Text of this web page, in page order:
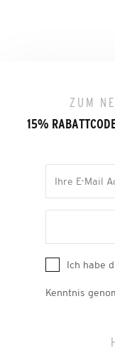
ZUM
15%
Ich habe
Kenntnis